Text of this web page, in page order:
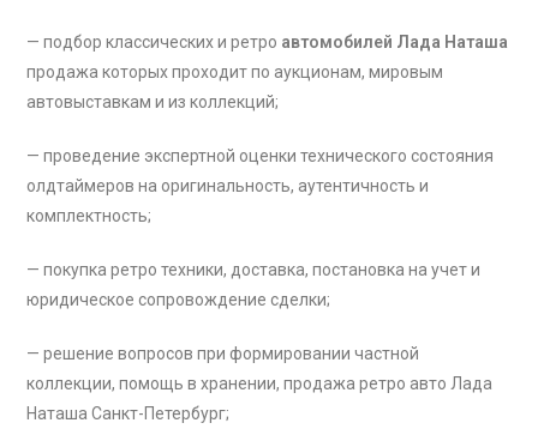
— подбор классических и ретро автомобилей Лада Наташа
продажа которых проходит по аукционам, мировым
автовыставкам и из коллекций;
— проведение экспертной оценки технического состояния
олдтаймеров на оригинальность, аутентичность и
комплектность;
— покупка ретро техники, доставка, постановка на учет и
юридическое сопровождение сделки;
— решение вопросов при формировании частной
коллекции, помощь в хранении, продажа ретро авто Лада
Наташа Санкт-Петербург;